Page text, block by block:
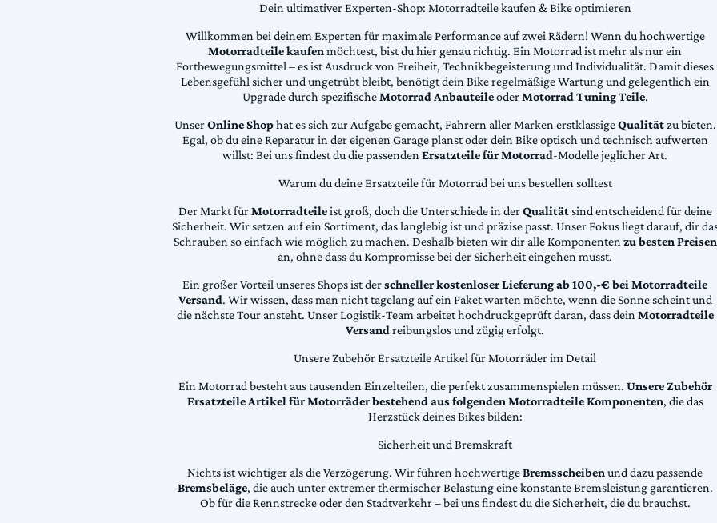
Dein ultimativer Experten-Shop: Motorradteile kaufen & Bike optimieren
Willkommen bei deinem Experten für maximale Performance auf zwei Rädern! Wenn du hochwertige
Motorradteile kaufenmöchtest, bist du hier genau richtig. Ein Motorrad ist mehr als nur ein
Fortbewegungsmittel – es ist Ausdruck von Freiheit, Technikbegeisterung und Individualität. Damit dieses
Lebensgefühl sicher und ungetrübt bleibt, benötigt dein Bike regelmäßige Wartung und gelegentlich ein
Upgrade durch spezifischeMotorrad AnbauteileoderMotorrad Tuning Teile.
UnserOnline Shophat es sich zur Aufgabe gemacht, Fahrern aller Marken erstklassigeQualitätzu bieten.
Egal, ob du eine Reparatur in der eigenen Garage planst oder dein Bike optisch und technisch aufwerten
willst: Bei uns findest du die passendenErsatzteile für Motorrad-Modelle jeglicher Art.
Warum du deine Ersatzteile für Motorrad bei uns bestellen solltest
Der Markt fürMotorradteileist groß, doch die Unterschiede in derQualitätsind entscheidend für deine
Sicherheit. Wir setzen auf ein Sortiment, das langlebig ist und präzise passt. Unser Fokus liegt darauf, dir
Schrauben so einfach wie möglich zu machen. Deshalb bieten wir dir alle Komponentenzu besten Preisen
an, ohne dass du Kompromisse bei der Sicherheit eingehen musst.
Ein großer Vorteil unseres Shops ist derschneller kostenloser Lieferung ab 100,-€ bei Motorradteile
Versand. Wir wissen, dass man nicht tagelang auf ein Paket warten möchte, wenn die Sonne scheint und
die nächste Tour ansteht. Unser Logistik-Team arbeitet hochdruckgeprüft daran, dass deinMotorradteile
Versandreibungslos und zügig erfolgt.
Unsere Zubehör Ersatzteile Artikel für Motorräder im Detail
Ein Motorrad besteht aus tausenden Einzelteilen, die perfekt zusammenspielen müssen. Unsere Zubehör
Ersatzteile Artikel für Motorräder bestehend aus folgenden Motorradteile Komponenten, die das
Herzstück deines Bikes bilden:
Sicherheit und Bremskraft
Nichts ist wichtiger als die Verzögerung. Wir führen hochwertigeBremsscheibenund dazu passende
Bremsbeläge, die auch unter extremer thermischer Belastung eine konstante Bremsleistung garantieren.
Ob für die Rennstrecke oder den Stadtverkehr – bei uns findest du die Sicherheit, die du brauchst.